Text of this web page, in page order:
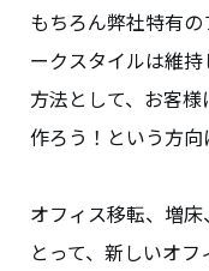
もちろん弊社特有
ークスタイルは維
方法として、お客
作ろう！という方向
オフィス移転、増
とって、新しいオ